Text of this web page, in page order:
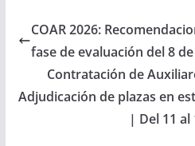
COAR 2026:
fase de evaluación del 8
Contratación de
Adjudicación de plazas en
| Del 11